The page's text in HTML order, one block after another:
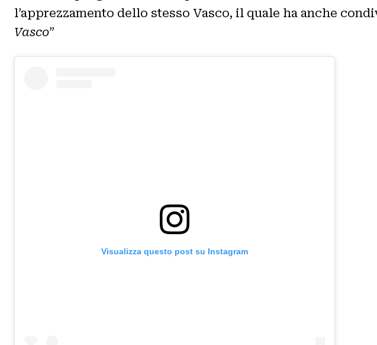
l’apprezzamento dello stesso Vasco, il quale ha anche
Vasco”
Visualizza questo post su Instagram